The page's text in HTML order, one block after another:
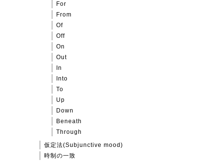
For
From
Of
Off
On
Out
In
Into
To
Up
Down
Beneath
Through
仮定法(Subjunctive mood)
時制の一致